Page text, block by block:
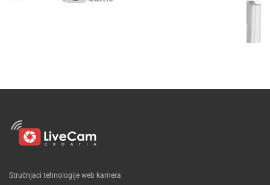
Stručnjaci tehnologije web kamera